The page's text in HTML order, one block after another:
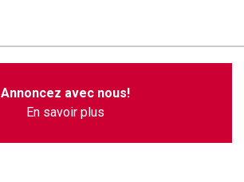
Annoncez avec nous!
En savoir plus